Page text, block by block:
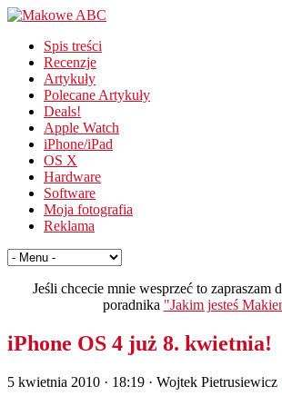
Spis treści
Recenzje
Artykuły
Polecane Artykuły
Deals!
Apple Watch
iPhone/iPad
OS X
Hardware
Software
Moja fotografia
Reklama
Jeśli chcecie mnie wesprzeć to zapraszam
poradnika "Jakim jesteś
iPhone OS 4 już 8. kwietnia!
5 kwietnia 2010 · 18:19 · Wojtek Pietrusiewicz